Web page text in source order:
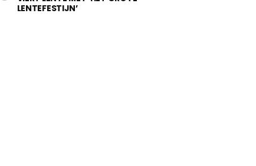
LENTEFESTIJN’